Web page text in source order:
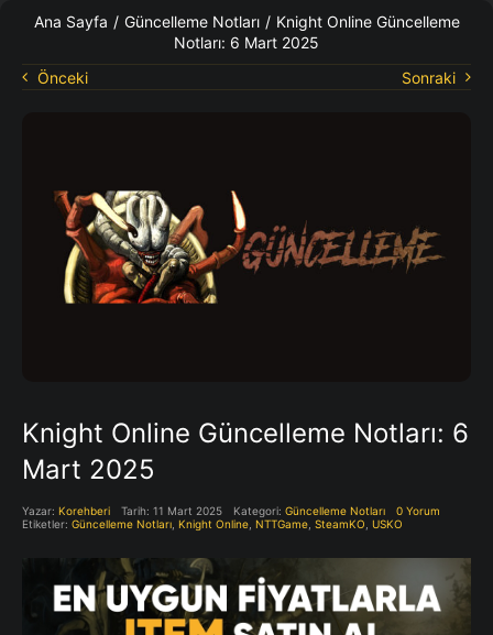
KO Rehberleri
Ana Sayfa / Güncelleme Notları / Knight Online Güncelleme
Notları: 6 Mart 2025
Önceki
Sonraki
Knight Online Güncelleme Notları: 6
Mart 2025
Yazar: Korehberi Tarih: 11 Mart 2025 Kategori: Güncelleme Notları
0 Yorum
Etiketler: Güncelleme Notları Knight Online NTTGame SteamKO USKO